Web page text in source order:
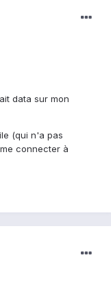
data sur mon
(qui n'a pas
connecter à